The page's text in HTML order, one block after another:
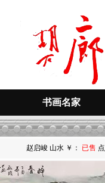
书画名家
赵启峻 山水 ￥： 已售